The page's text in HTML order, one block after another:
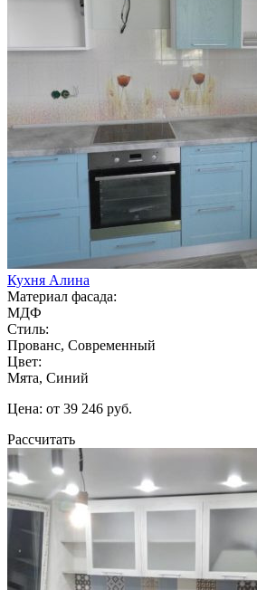
Кухня Алина
Материал фасада:
МДФ
Стиль:
Прованс, Современный
Цвет:
Мята, Синий
Цена: от 39 246 руб.
Рассчитать